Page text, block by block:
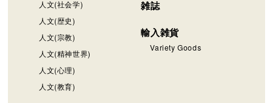
人文(社会学)
人文(歴史)
人文(宗教)
人文(精神世界)
人文(心理)
人文(教育)
雑誌
輸入雑貨
Variety Goods